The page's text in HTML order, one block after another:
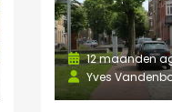
Yves
12 maanden